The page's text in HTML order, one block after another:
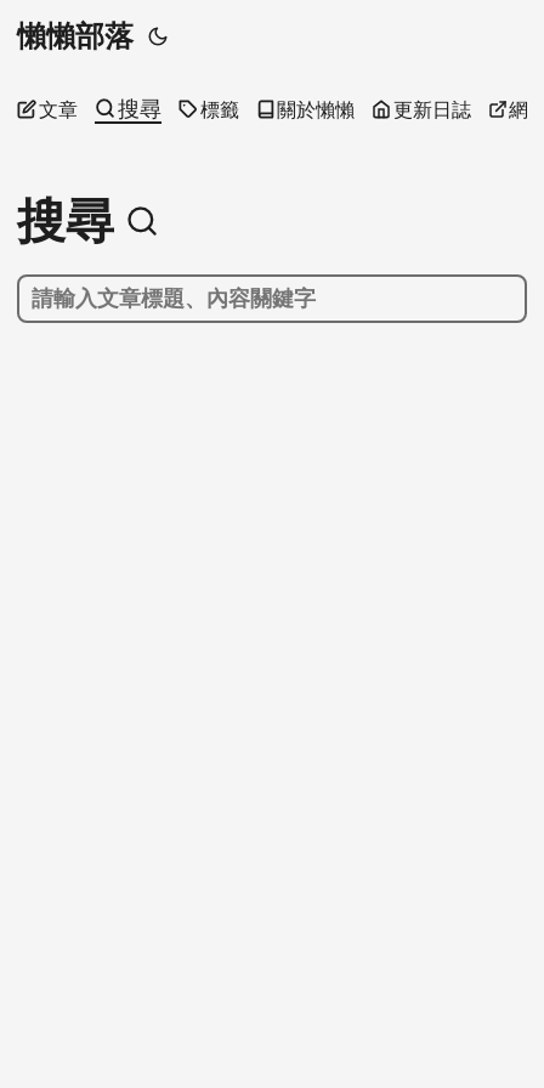
懶懶部落
文章 搜尋 標籤 關於懶懶 更新日誌 網
搜尋